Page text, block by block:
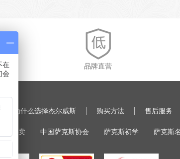
品牌直营
为什么选择杰尔威斯 购买方法 售后服务
斯专卖 中国萨克斯协会 萨克斯初学 萨克斯
在
会